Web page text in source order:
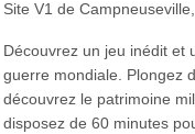
Site V1 de
Découvrez un jeu inédit et
guerre mondiale. Plongez
découvrez le patrimoine
disposez de 60 minutes